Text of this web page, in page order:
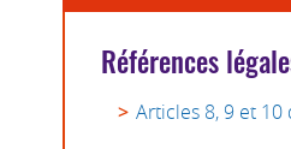
Références
Articles 8, 9 et